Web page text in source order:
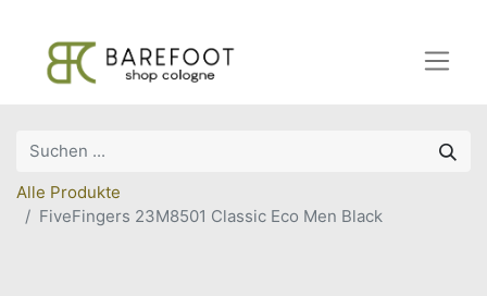
Alle Produkte
FiveFingers 23M8501 Classic Eco Men Black